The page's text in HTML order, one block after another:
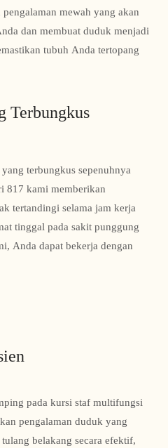
mewah yang akan
dan membuat duduk menjadi
tubuh Anda tertopang
Terbungkus
terbungkus sepenuhnya
817 kami memberikan
tertandingi selama jam kerja
tinggal pada sakit punggung
Anda dapat bekerja dengan
pada kursi staf multifungsi
pengalaman duduk yang
belakang secara efektif,